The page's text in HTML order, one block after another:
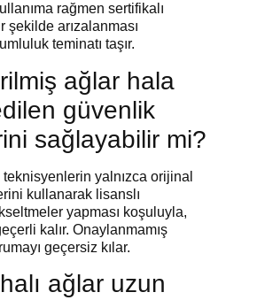
rağmen sertifikalı
şekilde arızalanması
teminatı taşır.
ağlar hala
güvenlik
sağlayabilir mi?
teknisyenlerin yalnızca orijinal
kullanarak lisanslı
yapması koşuluyla,
kalır. Onaylanmamış
geçersiz kılar.
ağlar uzun